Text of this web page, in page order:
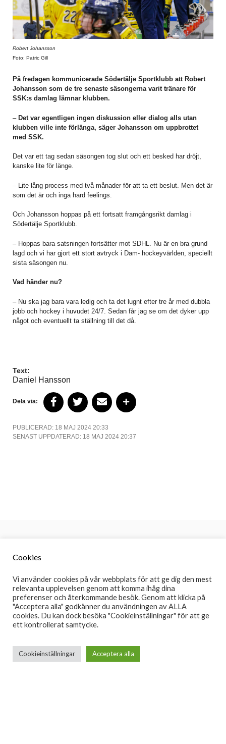
Robert Johansson
Foto: Patric Gill
På fredagen kommunicerade Södertälje Sportklubb att Robert
Johansson som de tre senaste säsongerna varit tränare för
SSK:s damlag lämnar klubben.
– Det var egentligen ingen diskussion eller dialog alls utan
klubben ville inte förlänga, säger Johansson om uppbrottet
med SSK.
Det var ett tag sedan säsongen tog slut och ett besked har dröjt,
kanske lite för länge.
– Lite lång process med två månader för att ta ett beslut. Men det är
som det är och inga hard feelings.
Och Johansson hoppas på ett fortsatt framgångsrikt damlag i
Södertälje Sportklubb.
– Hoppas bara satsningen fortsätter mot SDHL. Nu är en bra grund
lagd och vi har gjort ett stort avtryck i Dam- hockeyvärlden, speciellt
sista säsongen nu.
Vad händer nu?
– Nu ska jag bara vara ledig och ta det lugnt efter tre år med dubbla
jobb och hockey i huvudet 24/7. Sedan får jag se om det dyker upp
något och eventuellt ta ställning till det då.
Text:
Daniel Hansson
Dela via:
PUBLICERAD: 18 MAJ 2024 20:33
SENAST UPPDATERAD: 18 MAJ 2024 20:37
Redaktion
Redaktion
Månadsrapport
Sociala Medier
Instagram
Cookies
Vi använder cookies på vår webbplats för att ge dig den mest
relevanta upplevelsen genom att komma ihåg dina
preferenser och återkommande besök. Genom att klicka på
"Acceptera alla" godkänner du användningen av ALLA
cookies. Du kan dock besöka "Cookieinställningar" för att ge
ett kontrollerat samtycke.
Cookieinställningar Acceptera alla